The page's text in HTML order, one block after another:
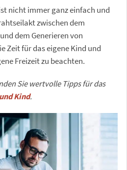
nicht immer ganz einfach und
zwischen dem
dem Generieren von
Zeit für das eigene Kind und
Freizeit zu beachten.
Sie wertvolle Tipps für das
Kind.